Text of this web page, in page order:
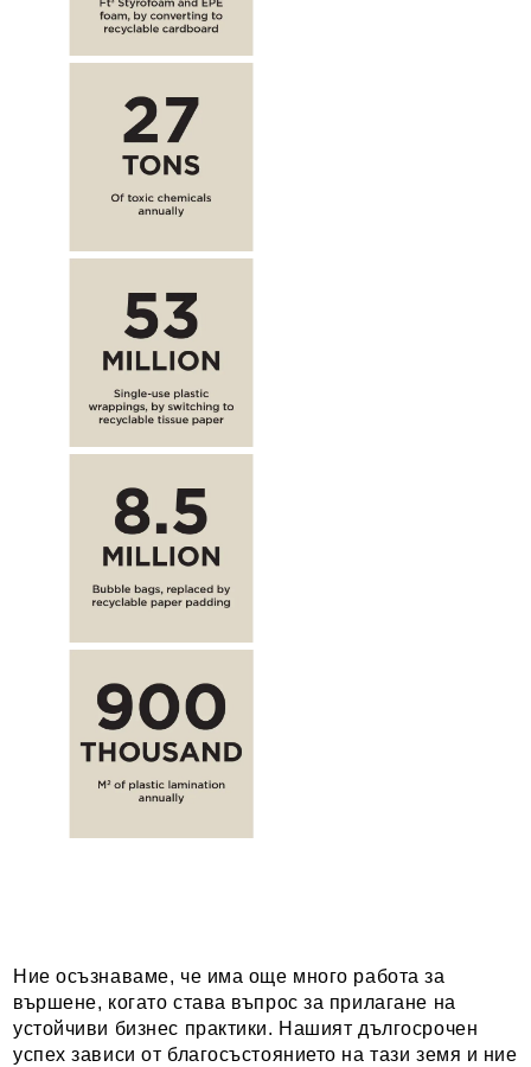
Ние осъзнаваме, че има още много работа за
вършене, когато става въпрос за прилагане на
устойчиви бизнес практики. Нашият дългосрочен
успех зависи от благосъстоянието на тази земя и ние